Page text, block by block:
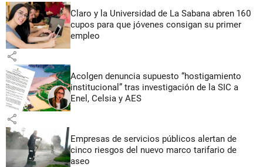
Claro y la Universidad de La Sabana abren 160
cupos para que jóvenes consigan su primer
empleo
share
Acolgen denuncia supuesto “hostigamiento
institucional” tras investigación de la SIC a
Enel, Celsia y AES
share
Empresas de servicios públicos alertan de
cinco riesgos del nuevo marco tarifario de
aseo